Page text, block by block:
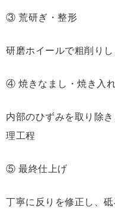
③ 荒研ぎ・整形
研磨ホイールで粗削り
④ 焼きなまし・焼き入
内部のひずみを取り除
理工程
⑤ 最終仕上げ
丁寧に反りを修正し、